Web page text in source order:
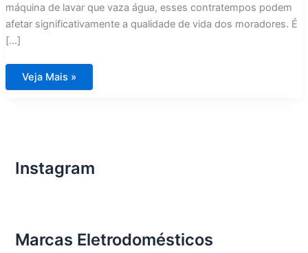
máquina de lavar que vaza água, esses contratempos podem
afetar significativamente a qualidade de vida dos moradores. É
[…]
Conserto
Aura
Tijuca
Veja Mais »
Instagram
Marcas Eletrodomésticos